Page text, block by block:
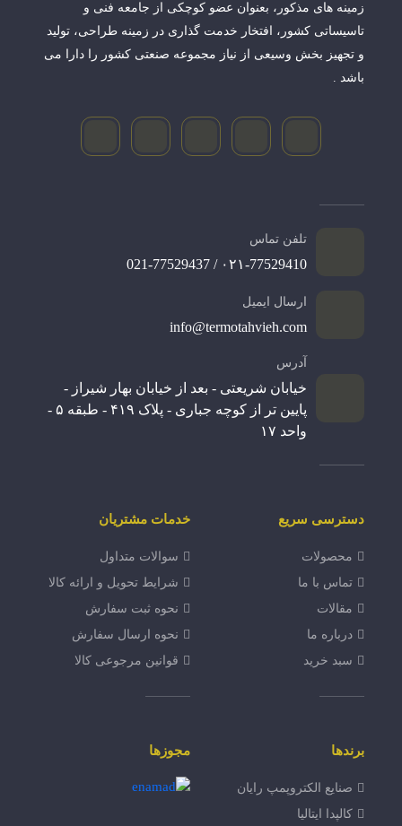
زمینه های مذکور، بعنوان عضو کوچکی از جامعه فنی و
تاسیساتی کشور، افتخار خدمت گذاری در زمینه طراحی، تولید
و تجهیز بخش وسیعی از نیاز مجموعه صنعتی کشور را دارا می
باشد .
تلفن تماس
۰۲۱-77529410 / 021-77529437
ارسال ایمیل
info@termotahvieh.com
آدرس
خیابان شریعتی - بعد از خیابان بهار شیراز -
پایین تر از کوچه جباری - پلاک ۴۱۹ - طبقه ۵ -
واحد ۱۷
دسترسی سریع
محصولات
تماس با ما
مقالات
درباره ما
سبد خرید
خدمات مشتریان
سوالات متداول
شرایط تحویل و ارائه کالا
نحوه ثبت سفارش
نحوه ارسال سفارش
قوانین مرجوعی کالا
برندها
صنایع الکتروپمپ رایان
کالپدا ایتالیا
مجوزها